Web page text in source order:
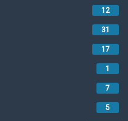
12
31
17
1
7
5